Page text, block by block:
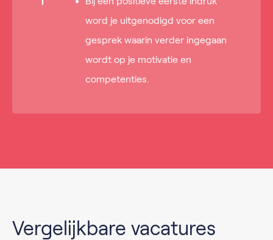
word je uitgenodigd voor een
gesprek waarin verder ingegaan
wordt op je motivatie en
competenties.
Vergelijkbare vacatures